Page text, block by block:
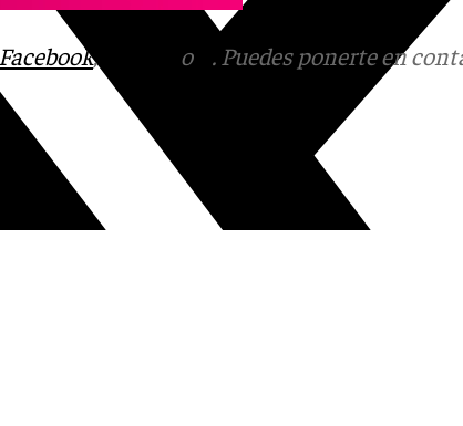
Facebook, o
. Puedes ponerte en